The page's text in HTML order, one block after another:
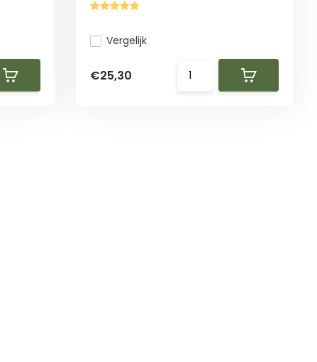
Vergelijk
€25,30